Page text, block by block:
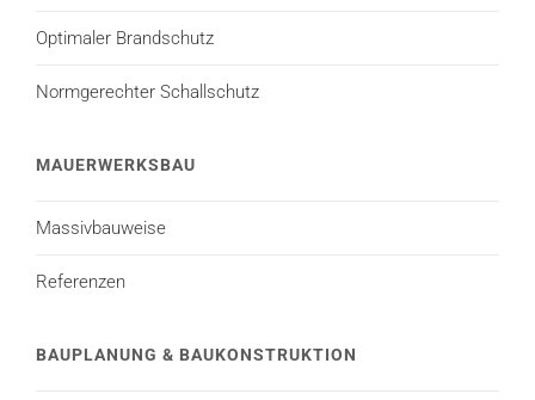
Optimaler Brandschutz
Normgerechter Schallschutz
MAUERWERKSBAU
Massivbauweise
Referenzen
BAUPLANUNG & BAUKONSTRUKTION